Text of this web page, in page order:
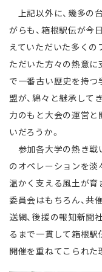
上記以外に、幾多の
がらも、箱根駅伝が今
えていただいた多くの
ただいた方々の熱意に
で一番古い歴史を持
盟が、綿々と継承して
力のもと大会の運営
いだろうか。
参加各大学の熱き戦
のオペレーションを淡
温かく支える風土が育
委員会はもちろん、共
送網、後援の報知新聞
るまで一貫して箱根
開催を重ねてこられた